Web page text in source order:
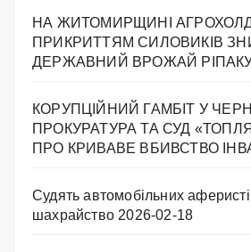
НА ЖИТОМИРЩИНІ
ПРИКРИТТЯМ СИЛОВИКІВ
ДЕРЖАВНИЙ ВРОЖАЙ РІПАКУ
КОРУПЦІЙНИЙ ГАМБІТ У
ПРОКУРАТУРА ТА СУД
ПРО КРИВАВЕ ВБИВСТВО
Судять автомобільних
шахрайство 2026-02-18